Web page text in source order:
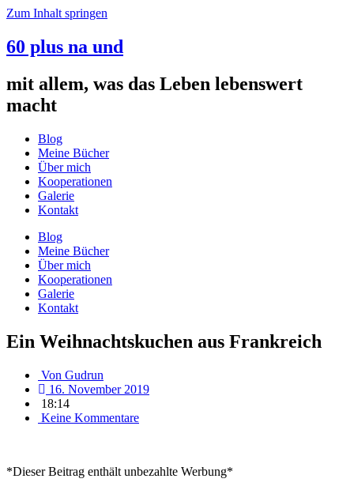
Zum Inhalt springen
60 plus na und
mit allem, was das Leben lebenswert
macht
Blog
Meine Bücher
Über mich
Kooperationen
Galerie
Kontakt
Blog
Meine Bücher
Über mich
Kooperationen
Galerie
Kontakt
Ein Weihnachtskuchen aus Frankreich
Von Gudrun
16. November 2019
18:14
Keine Kommentare
*Dieser Beitrag enthält unbezahlte Werbung*